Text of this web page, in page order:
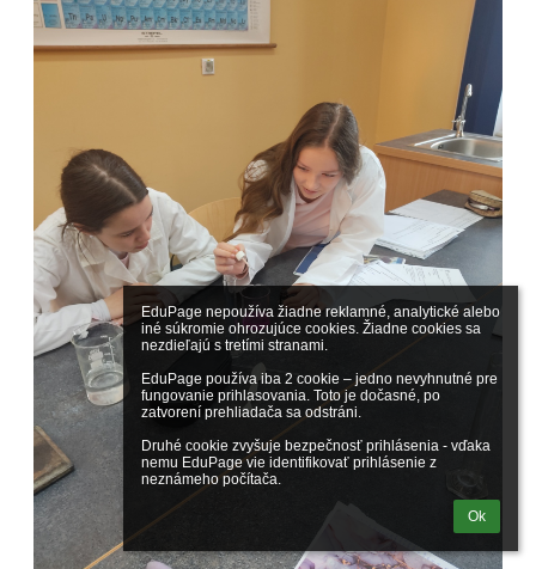
EduPage nepoužíva žiadne reklamné, analytické alebo
iné súkromie ohrozujúce cookies. Žiadne cookies sa
nezdieľajú s tretími stranami.
EduPage používa iba 2 cookie – jedno nevyhnutné pre
fungovanie prihlasovania. Toto je dočasné, po
zatvorení prehliadača sa odstráni.
Druhé cookie zvyšuje bezpečnosť prihlásenia - vďaka
nemu EduPage vie identifikovať prihlásenie z
neznámeho počítača.
Ok